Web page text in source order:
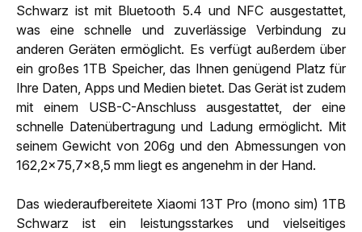
Schwarz ist mit Bluetooth 5.4 und NFC ausgestattet,
was eine schnelle und zuverlässige Verbindung zu
anderen Geräten ermöglicht. Es verfügt außerdem über
ein großes 1TB Speicher, das Ihnen genügend Platz für
Ihre Daten, Apps und Medien bietet. Das Gerät ist zudem
mit einem USB-C-Anschluss ausgestattet, der eine
schnelle Datenübertragung und Ladung ermöglicht. Mit
seinem Gewicht von 206g und den Abmessungen von
162,2x75,7x8,5 mm liegt es angenehm in der Hand.
Das wiederaufbereitete Xiaomi 13T Pro (mono sim) 1TB
Schwarz ist ein leistungsstarkes und vielseitiges